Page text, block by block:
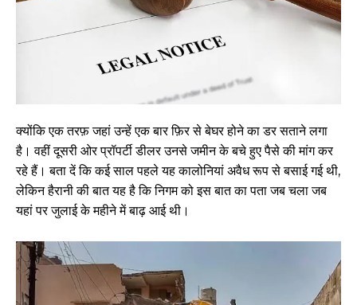
क्योंकि एक तरफ़ जहां उन्हें एक बार फ़िर से बेघर होने का डर सताने लगा
है। वहीं दूसरी ओर प्रॉपर्टी डीलर उनसे जमीन के बचे हुए पैसे की मांग कर
रहे हैं। बता दें कि कई साल पहले यह कालोनियां अवैध रूप से बसाई गई थी,
लेकिन हैरानी की बात यह है कि निगम को इस बात का पता जब चला जब
यहां पर जुलाई के महीने में बाढ़ आई थी।